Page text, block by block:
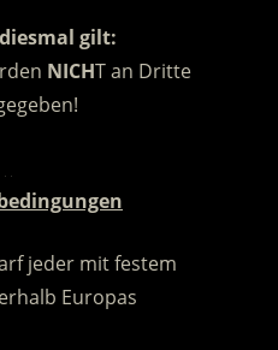
gilt:
NICHT an Dritte
jeder mit festem
Europas